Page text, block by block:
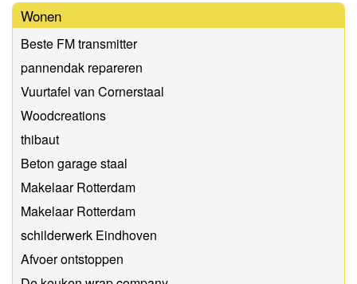
Wonen
Beste FM transmitter
pannendak repareren
Vuurtafel van Cornerstaal
Woodcreations
thibaut
Beton garage staal
Makelaar Rotterdam
Makelaar Rotterdam
schilderwerk Eindhoven
Afvoer ontstoppen